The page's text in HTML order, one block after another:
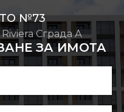
№73
Сграда А
ЗА ИМОТА